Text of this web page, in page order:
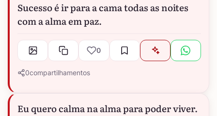
Sucesso é ir para a cama todas as noites
com a alma em paz.
0
0compartilhamentos
Eu quero calma na alma para poder viver.